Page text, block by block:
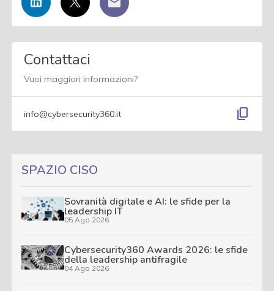
Contattaci
Vuoi maggiori informazioni?
info@cybersecurity360.it content_copy
SPAZIO CISO
Sovranità digitale e AI: le sfide per la
leadership IT
05 Ago 2026
Cybersecurity360 Awards 2026: le sfide
della leadership antifragile
04 Ago 2026